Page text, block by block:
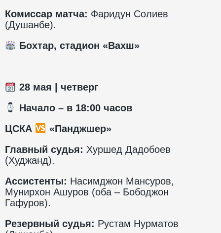
Комиссар матча: Фаридун Солиев
(Душанбе).
Бохтар, стадион «Вахш»
28 мая | четверг
️ Начало – в 18:00 часов
ЦСКА
«Панджшер»
Главный судья: Хуршед Дадобоев
(Худжанд).
Ассистенты: Насимджон Мансуров,
Мунирхон Ашуров (оба – Бободжон
Гафуров).
Резервный судья: Рустам Нурматов